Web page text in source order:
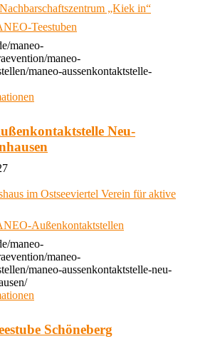
„Kiek in“
Teestuben
maneo-
maneo-
maneo-aussenkontaktstelle-
Neu-
im Ostseeviertel Verein für aktive
Außenkontaktstellen
maneo-
maneo-
maneo-aussenkontaktstelle-neu-
Schöneberg